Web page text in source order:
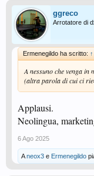
ggreco
Arrotatore di
Ermenegildo ha scritto: ↑
A nessuno che venga
(altra parola di cui ci
Applausi.
Neolingua,
6 Ago 2025
Aneox3 e Ermenegildo